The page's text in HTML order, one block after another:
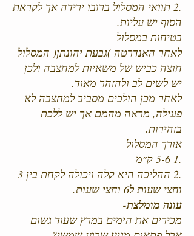
.2 תוואי המסלול ברובו ירידה אך לקראת
הסוף יש עליות.
בטיחות במסלול
לאחר האנדרטה )גבעת יהונתן( המסלול
חוצה כביש של משאיות למחצבה ולכן
יש לשים לב ולהזהר מאוד.
לאחר מכן הולכים מסביב למחצבה לא
פעילה, מראה מהמם אך יש ללכת
בזהירות.
אורך המסלול
.1 5-6 ק״מ
.2 ההליכה היא קלה ויכולה לקחת בין 3
וחצי שעות ל6 וחצי שעות.
עונה מומלצת-
מכירים את הימים במרץ שעוד גשום